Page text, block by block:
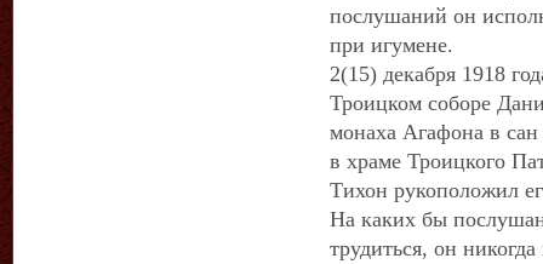
послушаний он
при игумене.
2(15) декабря 1918
Троицком соборе
монаха Агафона в сан
в храме Троицкого
Тихон рукоположил
На каких бы
трудиться, он